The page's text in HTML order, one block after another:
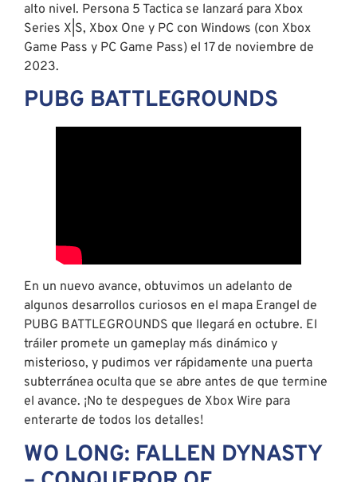
alto nivel. Persona 5 Tactica se lanzará para Xbox
Series X|S, Xbox One y PC con Windows (con Xbox
Game Pass y PC Game Pass) el 17 de noviembre de
2023.
PUBG BATTLEGROUNDS
En un nuevo avance, obtuvimos un adelanto de
algunos desarrollos curiosos en el mapa Erangel de
PUBG BATTLEGROUNDS que llegará en octubre. El
tráiler promete un gameplay más dinámico y
misterioso, y pudimos ver rápidamente una puerta
subterránea oculta que se abre antes de que termine
el avance. ¡No te despegues de Xbox Wire para
enterarte de todos los detalles!
WO LONG: FALLEN DYNASTY